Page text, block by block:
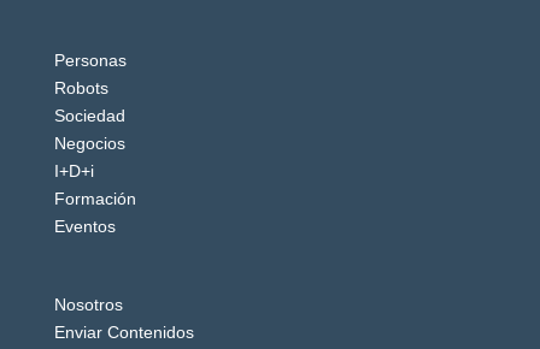
Personas
Robots
Sociedad
Negocios
I+D+i
Formación
Eventos
Nosotros
Enviar Contenidos